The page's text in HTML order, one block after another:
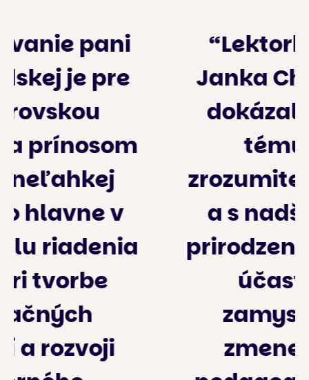
“Lektorka PaedDr.
Janka Chynoradská
dokázala náročnú
tému podať
zrozumiteľne, pútavo
a s nadšením, čím
prirodzene motivovali
účastníkov k
zamysleniu aj k
zmene vlastnej